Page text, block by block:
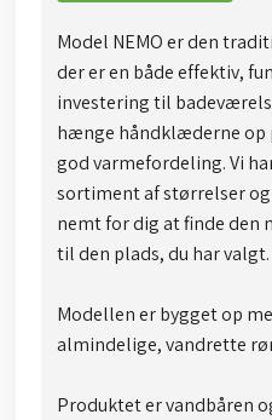
Model NEMO er den
der er en både effektiv,
investering til
hænge håndklæderne op
god varmefordeling. Vi
sortiment af størrelser
nemt for dig at finde den
til den plads, du har valgt.
Modellen er bygget op
almindelige, vandrette
Produktet er vandbåren